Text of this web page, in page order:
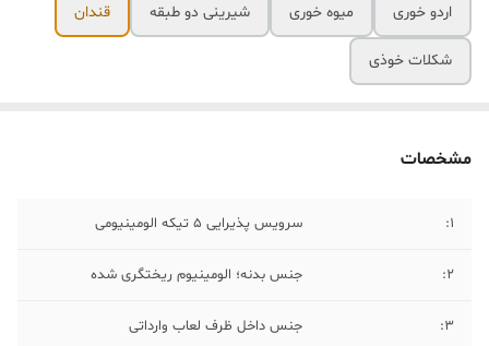
اردو خوری
میوه خوری شیرینی دو طبقه قندان
شکلات خوذی
مشخصات
۱: سرویس پذیرایی ۵ تیکه الومینیومی
۲: جنس بدنه؛ الومینیوم ریختگری شده
۳: جنس داخل ظرف لعاب وارداتی